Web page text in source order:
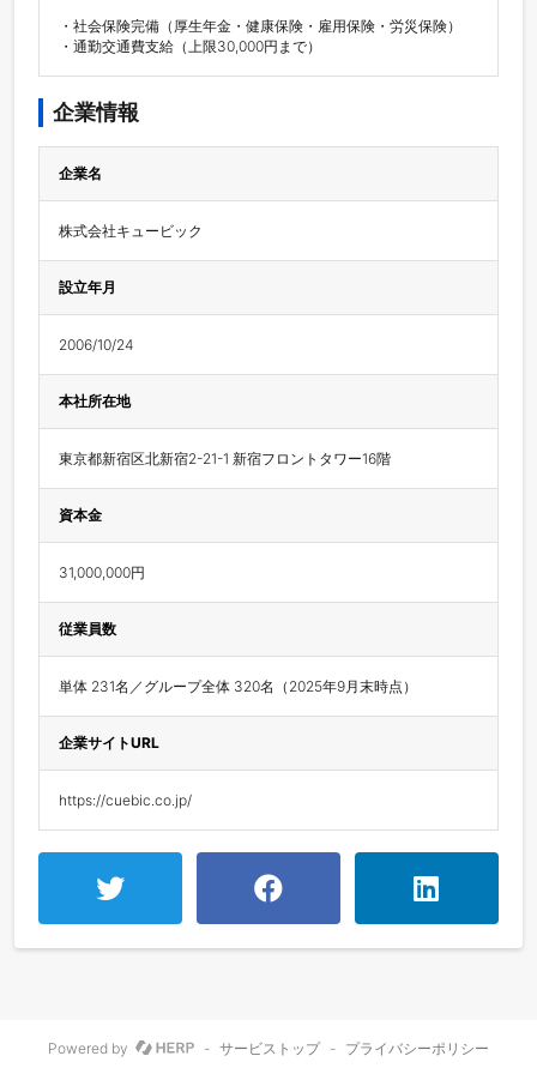
・社会保険完備（厚生年金・健康保険・雇用保険・労災保険）
・通勤交通費支給（上限30,000円まで）
企業情報
企業名
株式会社キュービック
設立年月
2006/10/24
本社所在地
東京都新宿区北新宿2-21-1 新宿フロントタワー16階
資本金
31,000,000円
従業員数
単体 231名／グループ全体 320名（2025年9月末時点）
企業サイトURL
https://cuebic.co.jp/
Powered by - サービストップ - プライバシーポリシー